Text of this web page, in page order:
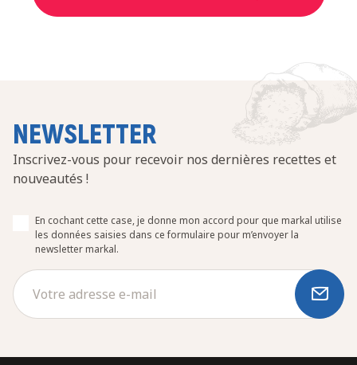
NEWSLETTER
Inscrivez-vous pour recevoir nos dernières recettes et
nouveautés !
En cochant cette case, je donne mon accord pour que markal utilise
les données saisies dans ce formulaire pour m’envoyer la
newsletter markal.